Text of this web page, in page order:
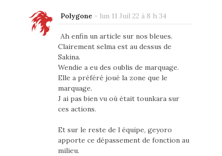
Polygone- lun 11 Juil 22 à 8 h 34
Ah enfin un article sur nos bleues.
Clairement selma est au dessus de
Sakina.
Wendie a eu des oublis de marquage.
Elle a préféré joué la zone que le
marquage.
J ai pas bien vu où était tounkara sur
ces actions.
Et sur le reste de l équipe, geyoro
apporte ce dépassement de fonction au
milieu.